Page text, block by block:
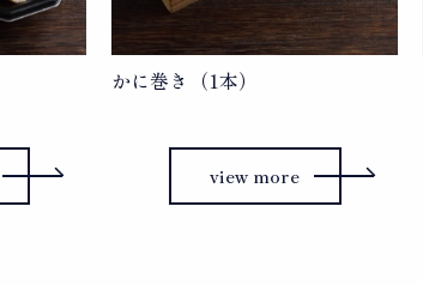
かに巻き（1本）
view more